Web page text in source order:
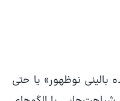
بالینی نوظهور» یا حتی